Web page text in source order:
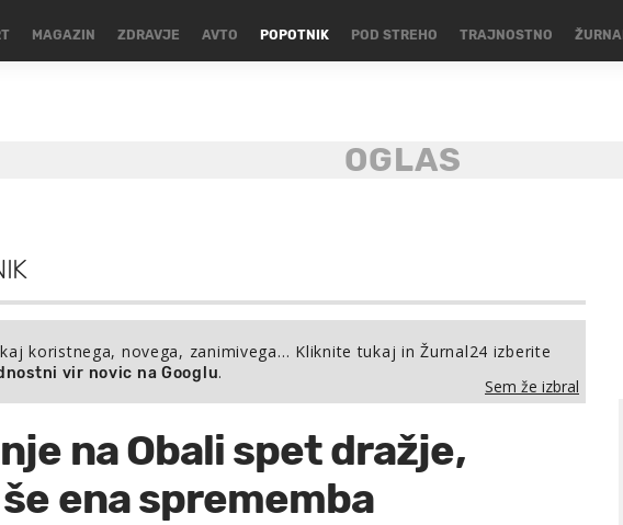
MAGAZIN ZDRAVJE AVTO POPOTNIK POD STREHO TRAJNOSTNO
koristnega, novega, zanimivega… Kliknite tukaj in Žurnal24 izberite
vir novic na Googlu.
Sem že izbral
na Obali spet dražje,
ena sprememba